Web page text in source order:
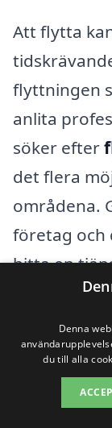
Att flytta
flyttningen
anlita
söker efter
det flera
områdena.
företag och
hitta en
Det finns
Nykroppa
flyttfirmor.
Denna
du till alla